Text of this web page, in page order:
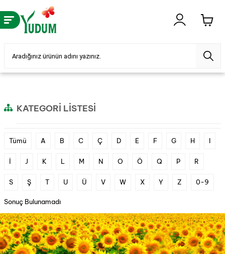
KATEGORI LISTESI
Tümü A B C Ç D E F G H I
İ J K L M N O Ö Q P R
S Ş T U Ü V W X Y Z 0-9
Sonuç Bulunamadı